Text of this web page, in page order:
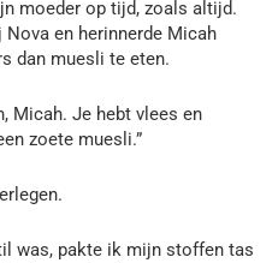
moeder op tijd, zoals altijd.
en herinnerde Micah
dan muesli te eten.
Micah. Je hebt vlees en
zoete muesli.”
was, pakte ik mijn stoffen tas